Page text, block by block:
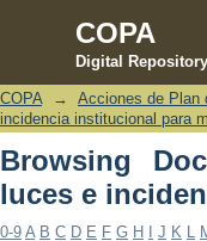
COPA
Digital
Browsing
institucional
COPA →
Acciones de Plan
incidencia institucional para
Browsing
luces e
0-9 A B C D E F G H J K